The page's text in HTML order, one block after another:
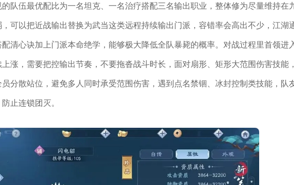
队伍最优配比为一名坦克、一名治疗搭配三名输出职业，整体修为尽量维持在
可以把近战输出替换为武当这类远程持续输出门派，容错率会高出不少，江湖
清心诀加上门派本命绝学，能够极大降低全队暴毙的概率。对战过程里首领进
涨，需要把控输出节奏，不要拖沓战斗时长，面对扇形、矩形大范围伤害技能
分散站位，避免多人同时承受范围伤害，遇到点名禁锢、冰封控制类技能，队
止连锁团灭。